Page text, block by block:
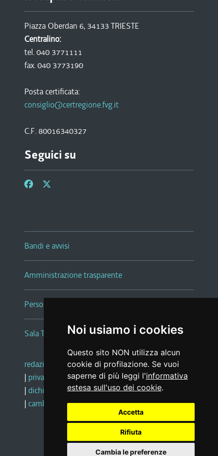
Noi usiamo i cookies
Questo sito NON utilizza alcun
cookie di profilazione. Se vuoi
saperne di più leggi l'informativa
estesa sull'uso dei cookie.
Accetta
Rifiuta
Cambia le preferenze
Piazza Oberdan 6, 34133 TRIESTE
Centralino:
tel. 040 3771111
fax. 040 3773190
Posta certificata:
consiglio@certregione.fvg.it
C.F. 80016340327
Seguici su
Bandi e avvisi
Amministrazione trasparente
Persone e Uffici
Sala Tiziano Tessitori
redazione web |note legali |glossario
| privacy
social media policy
| dichiarazione di accessibilità |feedback
| cambio preferenze cookie
Realizzato da